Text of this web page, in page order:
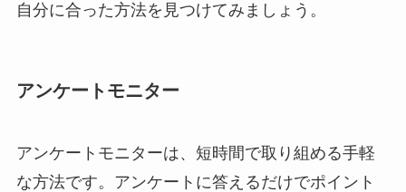
自分に合った方法を見つけてみましょう。
アンケートモニター
アンケートモニターは、短時間で取り組める手軽
な方法です。アンケートに答えるだけでポイント